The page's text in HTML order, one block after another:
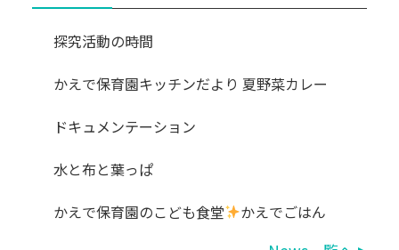
探究活動の時間
かえで保育園キッチンだより 夏野菜カレー
ドキュメンテーション
水と布と葉っぱ
かえで保育園のこども食堂
かえでごはん